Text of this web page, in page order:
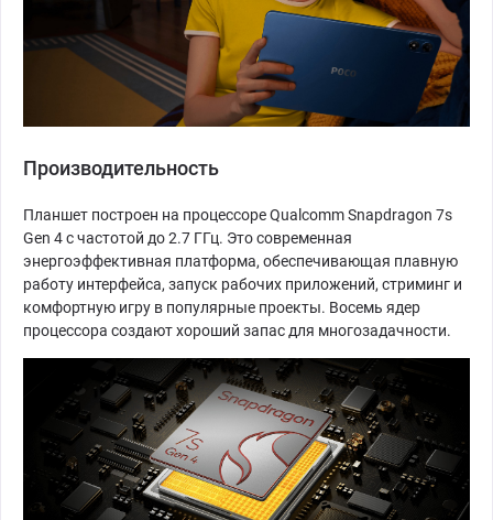
Производительность
Планшет построен на процессоре Qualcomm Snapdragon 7s
Gen 4 с частотой до 2.7 ГГц. Это современная
энергоэффективная платформа, обеспечивающая плавную
работу интерфейса, запуск рабочих приложений, стриминг и
комфортную игру в популярные проекты. Восемь ядер
процессора создают хороший запас для многозадачности.